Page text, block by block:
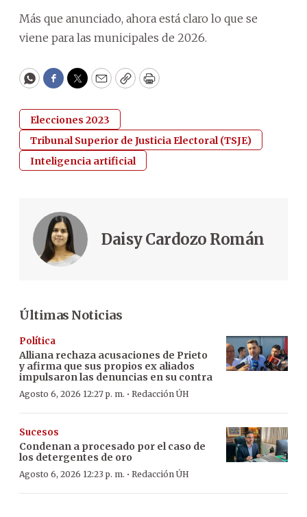
Más que anunciado, ahora está claro lo que se
viene para las municipales de 2026.
WhatsApp
Facebook
Twitter
EmailCopyPrint
Elecciones 2023
Tribunal Superior de Justicia Electoral (TSJE)
Inteligencia artificial
Daisy Cardozo Román
Últimas Noticias
Política
Alliana rechaza acusaciones de Prieto
y afirma que sus propios ex aliados
impulsaron las denuncias en su contra
Agosto 6, 2026 12:27 p. m. · Redacción ÚH
Sucesos
Condenan a procesado por el caso de
los detergentes de oro
Agosto 6, 2026 12:23 p. m. · Redacción ÚH